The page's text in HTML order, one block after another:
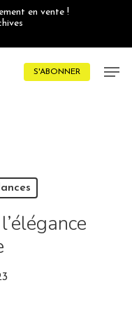
en vente !
S'ABONNER